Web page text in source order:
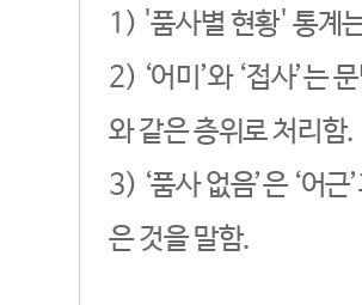
1) '품사별 현황' 통계
2) ‘어미’와 ‘접사’는
와 같은 층위로 처리함.
3) ‘품사 없음’은 ‘어
은 것을 말함.